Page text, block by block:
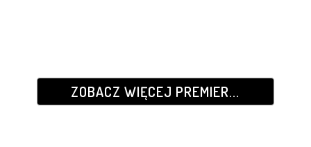
ZOBACZ WIĘCEJ PREMIER...